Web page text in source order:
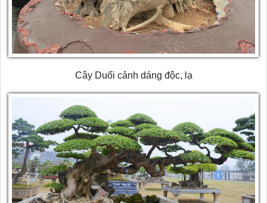
Cây Duối cảnh dáng độc, lạ